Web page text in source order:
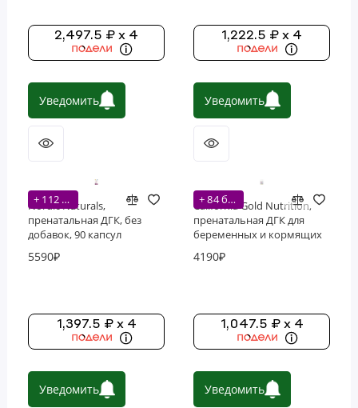
Витамины
2,497.5 ₽ x 4
Уведомить
1,222.5 ₽ x 4
Уведомить
+ 112 бонусов
Nordic Naturals,
пренатальная ДГК, без
добавок, 90 капсул
5590₽
1,397.5 ₽ x 4
Уведомить
+ 84 бонусов
California Gold Nutrition,
пренатальная ДГК для
беременных и кормящих
рыбьего желатина (30
4190₽
1,047.5 ₽ x 4
Уведомить